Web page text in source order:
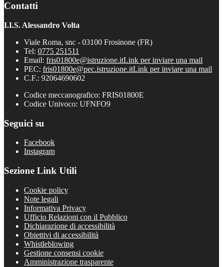
Contatti
I.I.S. Alessandro Volta
Viale Roma, snc - 03100 Frosinone (FR)
Tel: 0775 251511
Email: fris01800e@istruzione.itLink per inviare una mail
PEC: fris01800e@pec.istruzione.itLink per inviare una mail
C.F.: 92064690602
Codice meccanografico: FRIS01800E
Codice Univoco: UFNFO9
Seguici su
Facebook
Instagram
Sezione Link Utili
Cookie policy
Note legali
Informativa Privacy
Ufficio Relazioni con il Pubblico
Dichiarazione di accessibilità
Obiettivi di accessibilità
Whistleblowing
Gestione consensi cookie
Amministrazione trasparente